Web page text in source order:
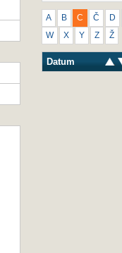
A B C Č D
W X Y Z Ž
Datum